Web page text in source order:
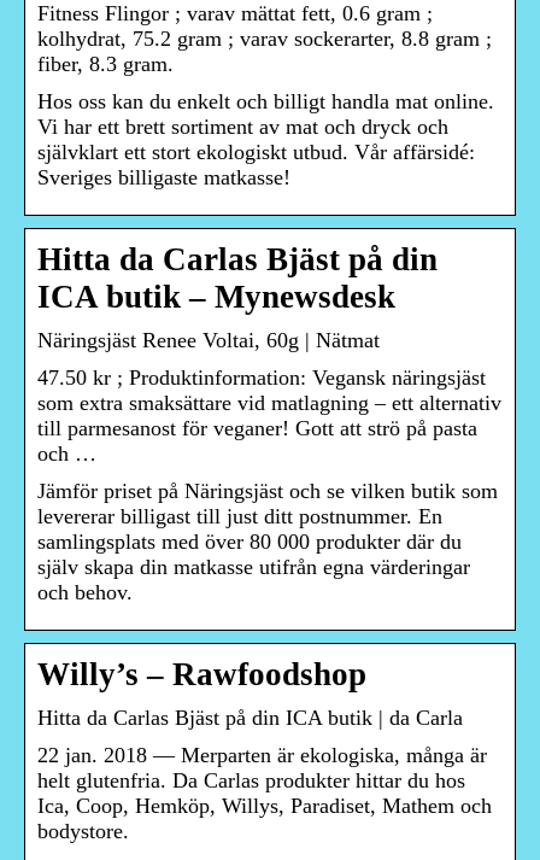
Fitness Flingor ; varav mättat fett, 0.6 gram ;
kolhydrat, 75.2 gram ; varav sockerarter, 8.8 gram ;
fiber, 8.3 gram.
Hos oss kan du enkelt och billigt handla mat online.
Vi har ett brett sortiment av mat och dryck och
självklart ett stort ekologiskt utbud. Vår affärsidé:
Sveriges billigaste matkasse!
Hitta da Carlas Bjäst på din
ICA butik – Mynewsdesk
Näringsjäst Renee Voltai, 60g | Nätmat
47.50 kr ; Produktinformation: Vegansk näringsjäst
som extra smaksättare vid matlagning – ett alternativ
till parmesanost för veganer! Gott att strö på pasta
och …
Jämför priset på Näringsjäst och se vilken butik som
levererar billigast till just ditt postnummer. En
samlingsplats med över 80 000 produkter där du
själv skapa din matkasse utifrån egna värderingar
och behov.
Willy’s – Rawfoodshop
Hitta da Carlas Bjäst på din ICA butik | da Carla
22 jan. 2018 — Merparten är ekologiska, många är
helt glutenfria. Da Carlas produkter hittar du hos
Ica, Coop, Hemköp, Willys, Paradiset, Mathem och
bodystore.